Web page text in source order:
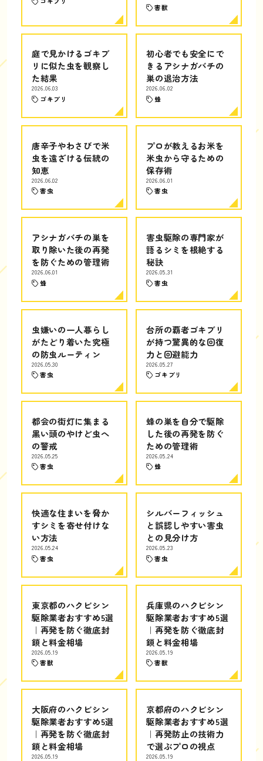
害獣
庭で見かけるゴキブ
リに似た虫を観察し
た結果
2026.06.03
ゴキブリ
初心者でも安全にで
きるアシナガバチの
巣の退治方法
2026.06.02
蜂
唐辛子やわさびで米
虫を遠ざける伝統の
知恵
2026.06.02
害虫
プロが教えるお米を
米虫から守るための
保存術
2026.06.01
害虫
アシナガバチの巣を
取り除いた後の再発
を防ぐための管理術
2026.06.01
蜂
害虫駆除の専門家が
語るシミを根絶する
秘訣
2026.05.31
害虫
虫嫌いの一人暮らし
がたどり着いた究極
の防虫ルーティン
2026.05.30
害虫
台所の覇者ゴキブリ
が持つ驚異的な回復
力と回避能力
2026.05.27
ゴキブリ
都会の街灯に集まる
黒い頭のやけど虫へ
の警戒
2026.05.25
害虫
蜂の巣を自分で駆除
した後の再発を防ぐ
ための管理術
2026.05.24
蜂
快適な住まいを脅か
すシミを寄せ付けな
い方法
2026.05.24
害虫
シルバーフィッシュ
と誤認しやすい害虫
との見分け方
2026.05.23
害虫
東京都のハクビシン
駆除業者おすすめ5選
｜再発を防ぐ徹底封
鎖と料金相場
2026.05.19
害獣
兵庫県のハクビシン
駆除業者おすすめ5選
｜再発を防ぐ徹底封
鎖と料金相場
2026.05.19
害獣
大阪府のハクビシン
駆除業者おすすめ5選
｜再発を防ぐ徹底封
鎖と料金相場
2026.05.19
京都府のハクビシン
駆除業者おすすめ5選
｜再発防止の技術力
で選ぶプロの視点
2026.05.19